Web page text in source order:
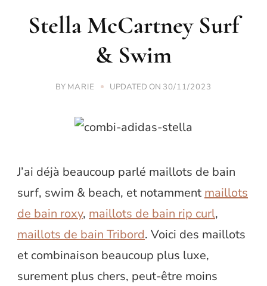
Stella McCartney Surf
& Swim
BY MARIE UPDATED ON 30/11/2023
J’ai déjà beaucoup parlé maillots de bain
surf, swim & beach, et notamment maillots
de bain roxy, maillots de bain rip curl,
maillots de bain Tribord. Voici des maillots
et combinaison beaucoup plus luxe,
surement plus chers, peut-être moins